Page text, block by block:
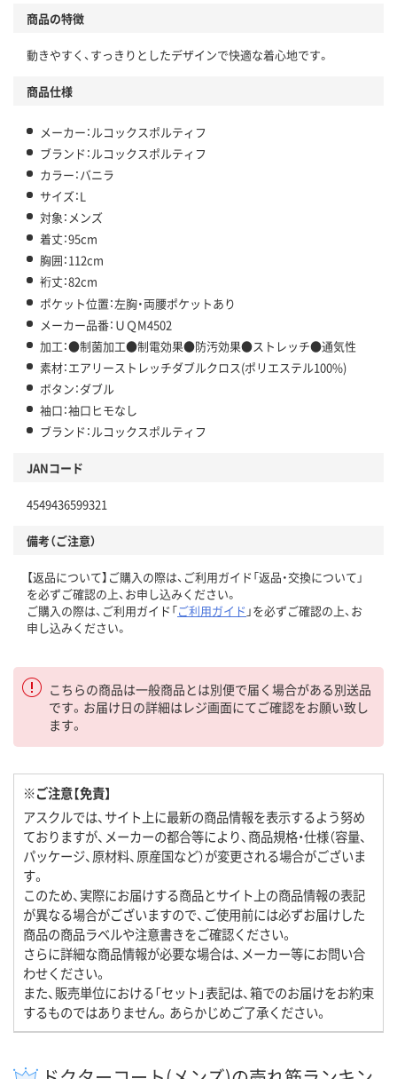
商品の特徴
動きやすく、すっきりとしたデザインで快適な着心地です。
商品仕様
メーカー：ルコックスポルティフ
ブランド：ルコックスポルティフ
カラー：バニラ
サイズ：L
対象：メンズ
着丈：95cm
胸囲：112cm
裄丈：82cm
ポケット位置：左胸・両腰ポケットあり
メーカー品番：ＵＱM4502
加工：●制菌加工●制電効果●防汚効果●ストレッチ●通気性
素材：エアリーストレッチダブルクロス(ポリエステル100%)
ボタン：ダブル
袖口：袖口ヒモなし
ブランド：ルコックスポルティフ
JANコード
4549436599321
備考（ご注意）
【返品について】ご購入の際は、ご利用ガイド「返品・交換について」
を必ずご確認の上、お申し込みください。
ご購入の際は、ご利用ガイド「ご利用ガイド 」を必ずご確認の上、お
申し込みください。
こちらの商品は一般商品とは別便で届く場合がある別送品
です。お届け日の詳細はレジ画面にてご確認をお願い致し
ます。
※ご注意【免責】
アスクルでは、サイト上に最新の商品情報を表示するよう努め
ておりますが、メーカーの都合等により、商品規格・仕様（容量、
パッケージ、原材料、原産国など）が変更される場合がございま
す。
このため、実際にお届けする商品とサイト上の商品情報の表記
が異なる場合がございますので、ご使用前には必ずお届けした
商品の商品ラベルや注意書きをご確認ください。
さらに詳細な商品情報が必要な場合は、メーカー等にお問い合
わせください。
また、販売単位における「セット」表記は、箱でのお届けをお約束
するものではありません。あらかじめご了承ください。